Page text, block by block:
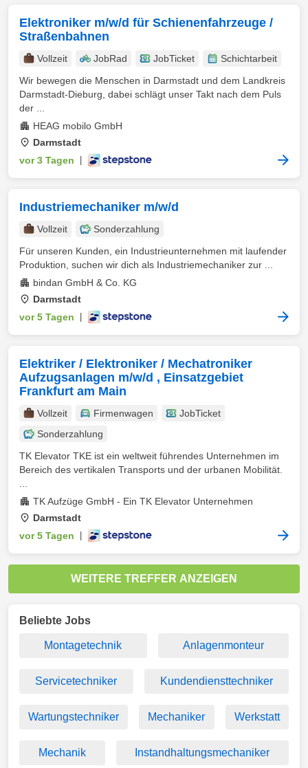
Elektroniker m/w/d für Schienenfahrzeuge /
Straßenbahnen
Vollzeit JobRad JobTicket
Schichtarbeit
Wir bewegen die Menschen in Darmstadt und dem Landkreis
Darmstadt-Dieburg, dabei schlägt unser Takt nach dem Puls
der ...
HEAG mobilo GmbH
Darmstadt
vor 3 Tagen
Industriemechaniker m/w/d
Vollzeit
Sonderzahlung
Für unseren Kunden, ein Industrieunternehmen mit laufender
Produktion, suchen wir dich als Industriemechaniker zur ...
bindan GmbH & Co. KG
Darmstadt
vor 5 Tagen
Elektriker / Elektroniker / Mechatroniker
Aufzugsanlagen m/w/d , Einsatzgebiet
Frankfurt am Main
Vollzeit Firmenwagen
JobTicket
Sonderzahlung
TK Elevator TKE ist ein weltweit führendes Unternehmen im
Bereich des vertikalen Transports und der urbanen Mobilität.
TK Aufzüge GmbH - Ein TK Elevator Unternehmen
Darmstadt
vor 5 Tagen
WEITERE TREFFER ANZEIGEN
Beliebte Jobs
Montagetechnik Anlagenmonteur
Servicetechniker Kundendiensttechniker
Wartungstechniker Mechaniker Werkstatt
Mechanik Instandhaltungsmechaniker